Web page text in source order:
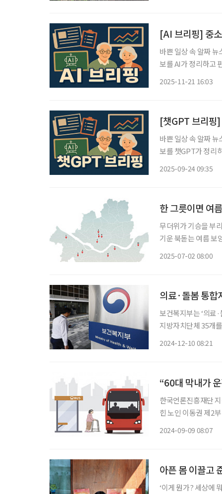
[AI 브리핑] 중
바쁜 일상 속 알짜
보를 AI가 정리하고 편집국 기자
2025-11-21 16:03
[챗GPT 브리핑
바쁜 일상 속 알짜
보를 챗GPT가 정리하고 편집
2025-09-24 09:35
한 그릇이면 여
무더위가 기승을 부
기운 북돋는 여름 보양 여
2025-07-02 08:00
의료·돌봄 통합
보건복지부는 ‘의료
지방자치단체 35개
2024-12-10 08:21
“60대 막내가
한국언론진흥재단
힌 노인 이동권 제2
2024-09-09 08:07
아픈 몸 이끌고
‘이게 뭔가? 세상에